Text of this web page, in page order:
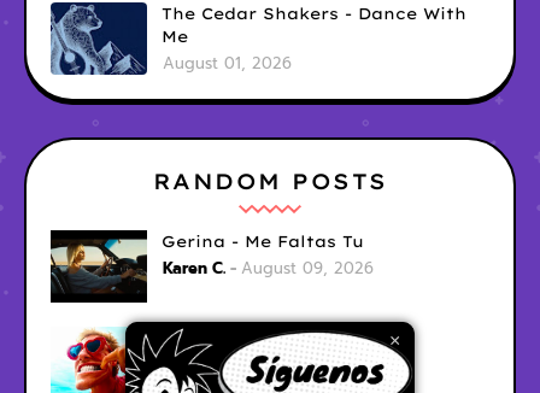
×
The Cedar Shakers - Dance With
Me
August 01, 2026
RANDOM POSTS
Gerina - Me Faltas Tu
Karen C. August 09, 2026
jak demo - trojan war
Karen C. August 09, 2026